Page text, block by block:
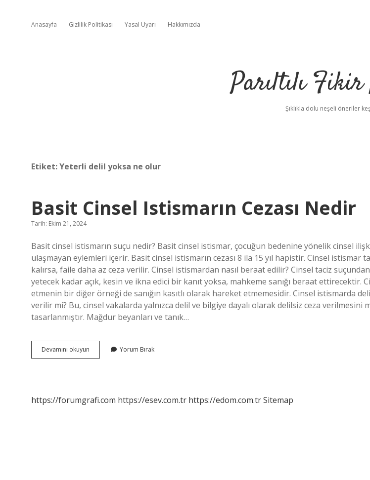
Anasayfa Gizlilik Politikası Yasal Uyarı Hakkımızda
Parıltılı
Şıklıkla dolu neşeli öneriler
Etiket:Yeterli delil yoksa ne olur
Basit Cinsel Istismarın Cezası Nedir
Tarih: Ekim 21, 2024
Basit cinsel istismarın suçu nedir? Basit cinsel istismar, çocuğun bedenine yönelik cinsel
ulaşmayan eylemleri içerir. Basit cinsel istismarın cezası 8 ila 15 yıl hapistir. Cinsel istismar
kalırsa, faile daha az ceza verilir. Cinsel istismardan nasıl beraat edilir? Cinsel taciz
yetecek kadar açık, kesin ve ikna edici bir kanıt yoksa, mahkeme sanığı beraat ettirecektir.
etmenin bir diğer örneği de sanığın kasıtlı olarak hareket etmemesidir. Cinsel istismarda
verilir mi? Bu, cinsel vakalarda yalnızca delil ve bilgiye dayalı olarak delilsiz ceza verilmesini
tasarlanmıştır. Mağdur beyanları ve tanık…
Devamını okuyun
Cinsel
Yorum Bırak
https://forumgrafi.com https://esev.com.tr https://edom.com.trSitemap